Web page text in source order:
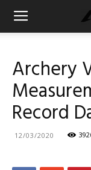
Archery
Record
12/03/2020